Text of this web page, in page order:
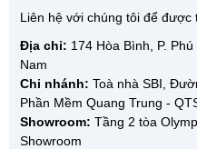
Liên hệ với chúng tôi để được
Địa chỉ: 174 Hòa Bình, P.
Nam
Chi nhánh: Toà nhà SBI,
Phần Mềm Quang Trung -
Showroom: Tầng 2 tòa
Showroom